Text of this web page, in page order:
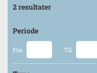
2 resultater
Periode
Fra Til